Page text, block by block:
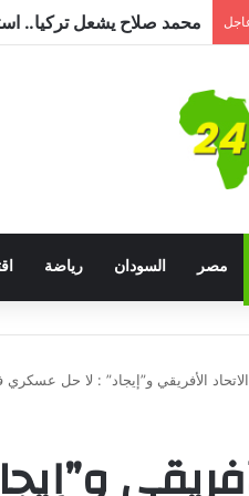
مصر السودان رياضة
الاتحاد الأفريقي و”إيجاد” : لا حل